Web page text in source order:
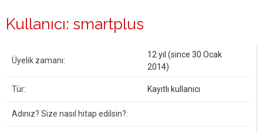
Kullanıcı: smartplus
Üyelik zamanı:
12 yıl (since 30 Ocak
2014)
Tür: Kayıtlı kullanıcı
Adınız? Size nasıl hitap edilsin?: